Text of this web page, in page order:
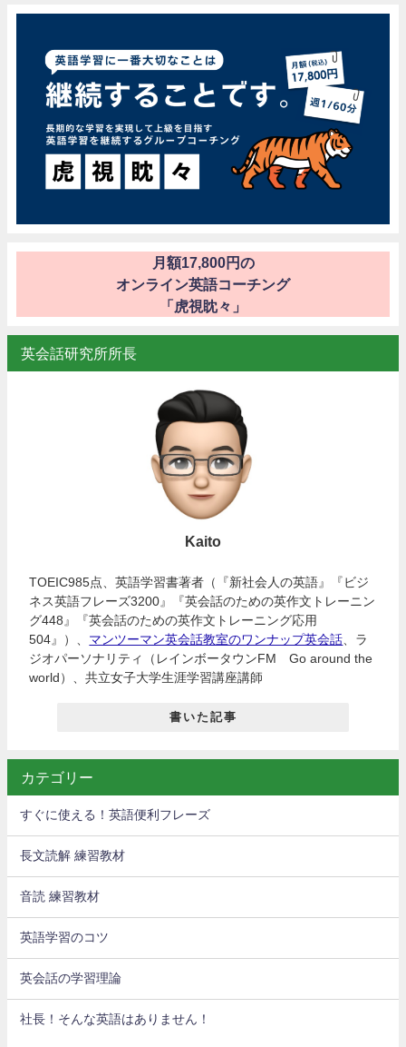
月額17,800円の
オンライン英語コーチング
「虎視眈々」
英会話研究所所長
Kaito
TOEIC985点、英語学習書著者（『新社会人の英語』『ビジ
ネス英語フレーズ3200』『英会話のための英作文トレーニン
グ448』『英会話のための英作文トレーニング応用
504』）、 マンツーマン英会話教室のワンナップ英会話 、ラ
ジオパーソナリティ（レインボータウンFM Go around the
world）、共立女子大学生涯学習講座講師
書いた記事
カテゴリー
すぐに使える！英語便利フレーズ
長文読解 練習教材
音読 練習教材
英語学習のコツ
英会話の学習理論
社長！そんな英語はありません！